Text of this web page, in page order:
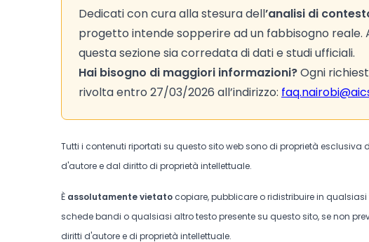
Dedicati con cura alla stesura dell’analisi di
progetto intende sopperire ad un fabbisogno reale.
questa sezione sia corredata di dati e studi ufficiali.
Hai bisogno di maggiori informazioni?Ogni
rivolta entro 27/03/2026 all’indirizzo:
Tutti i contenuti riportati su questo sito web sono di proprietà esclusiva
d'autore e dal diritto di proprietà intellettuale.
È assolutamente vietato copiare, pubblicare o ridistribuire in
schede bandi o qualsiasi altro testo presente su questo sito, se non
diritti d'autore e di proprietà intellettuale.